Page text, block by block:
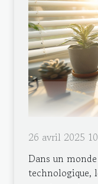
26 avril 2025
Dans un
technologique,